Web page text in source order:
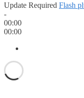
Update Required Flash
-
00:00
00:00